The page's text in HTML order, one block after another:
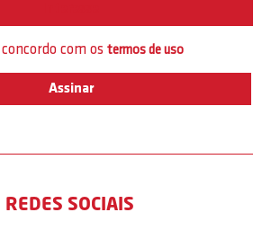
concordo com os termos de uso
REDES SOCIAIS